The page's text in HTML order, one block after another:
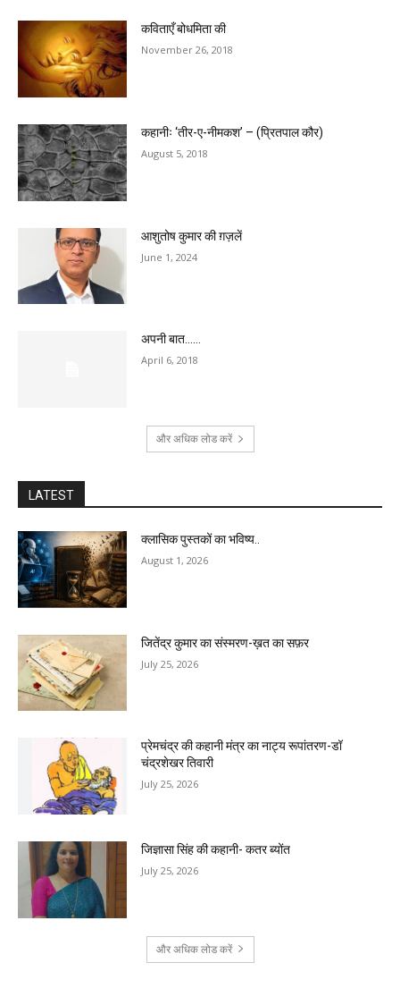
कविताएँ बोधमिता की
November 26, 2018
कहानीः ‘तीर-ए-नीमकश’ – (प्रितपाल कौर)
August 5, 2018
आशुतोष कुमार की ग़ज़लें
June 1, 2024
अपनी बात……
April 6, 2018
और अधिक लोड करें
LATEST
क्लासिक पुस्तकों का भविष्य..
August 1, 2026
जितेंद्र कुमार का संस्मरण-ख़त का सफ़र
July 25, 2026
प्रेमचंद्र की कहानी मंत्र का नाट्य रूपांतरण-डॉ
चंद्रशेखर तिवारी
July 25, 2026
जिज्ञासा सिंह की कहानी- कतर ब्योंत
July 25, 2026
और अधिक लोड करें